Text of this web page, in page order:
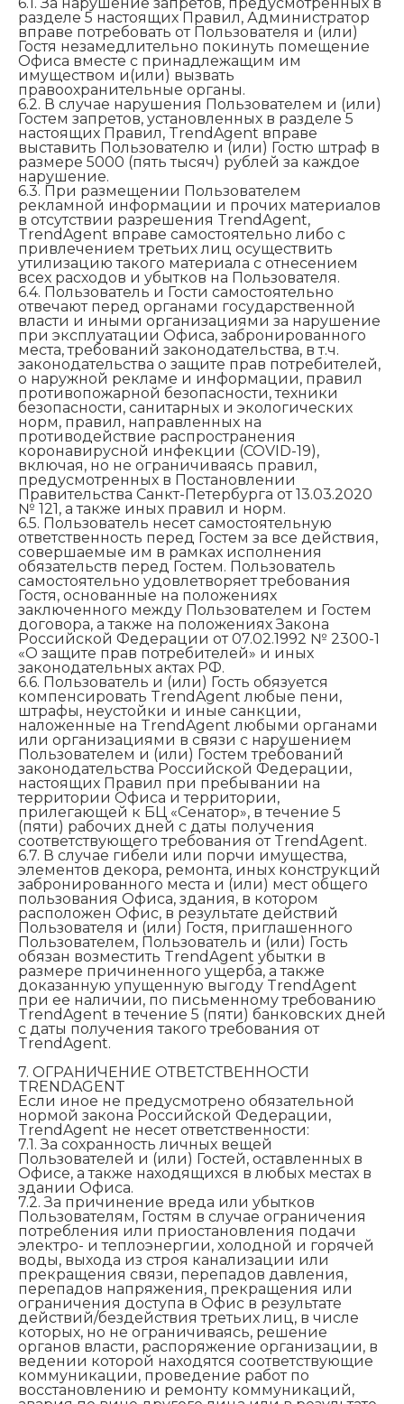
разделе 5 настоящих Правил, Администратор
вправе потребовать от Пользователя и (или)
Гостя незамедлительно покинуть помещение
Офиса вместе с принадлежащим им
имуществом и(или) вызвать
правоохранительные органы.
6.2. В случае нарушения Пользователем и (или)
Гостем запретов, установленных в разделе 5
настоящих Правил, TrendAgent вправе
выставить Пользователю и (или) Гостю штраф в
размере 5000 (пять тысяч) рублей за каждое
нарушение.
6.3. При размещении Пользователем
рекламной информации и прочих материалов
в отсутствии разрешения TrendAgent,
TrendAgent вправе самостоятельно либо с
привлечением третьих лиц осуществить
утилизацию такого материала с отнесением
всех расходов и убытков на Пользователя.
6.4. Пользователь и Гости самостоятельно
отвечают перед органами государственной
власти и иными организациями за нарушение
при эксплуатации Офиса, забронированного
места, требований законодательства, в т.ч.
законодательства о защите прав потребителей,
о наружной рекламе и информации, правил
противопожарной безопасности, техники
безопасности, санитарных и экологических
норм, правил, направленных на
противодействие распространения
коронавирусной инфекции (COVID-19),
включая, но не ограничиваясь правил,
предусмотренных в Постановлении
Правительства Санкт-Петербурга от 13.03.2020
№ 121, а также иных правил и норм.
6.5. Пользователь несет самостоятельную
ответственность перед Гостем за все действия,
совершаемые им в рамках исполнения
обязательств перед Гостем. Пользователь
самостоятельно удовлетворяет требования
Гостя, основанные на положениях
заключенного между Пользователем и Гостем
договора, а также на положениях Закона
Российской Федерации от 07.02.1992 № 2300-1
«О защите прав потребителей» и иных
законодательных актах РФ.
6.6. Пользователь и (или) Гость обязуется
компенсировать TrendAgent любые пени,
штрафы, неустойки и иные санкции,
наложенные на TrendAgent любыми органами
или организациями в связи с нарушением
Пользователем и (или) Гостем требований
законодательства Российской Федерации,
настоящих Правил при пребывании на
территории Офиса и территории,
прилегающей к БЦ «Сенатор», в течение 5
(пяти) рабочих дней с даты получения
соответствующего требования от TrendAgent.
6.7. В случае гибели или порчи имущества,
элементов декора, ремонта, иных конструкций
забронированного места и (или) мест общего
пользования Офиса, здания, в котором
расположен Офис, в результате действий
Пользователя и (или) Гостя, приглашенного
Пользователем, Пользователь и (или) Гость
обязан возместить TrendAgent убытки в
размере причиненного ущерба, а также
доказанную упущенную выгоду TrendAgent
при ее наличии, по письменному требованию
TrendAgent в течение 5 (пяти) банковских дней
с даты получения такого требования от
TrendAgent.
7. ОГРАНИЧЕНИЕ ОТВЕТСТВЕННОСТИ
TRENDAGENT
Если иное не предусмотрено обязательной
нормой закона Российской Федерации,
TrendAgent не несет ответственности:
7.1. За сохранность личных вещей
Пользователей и (или) Гостей, оставленных в
Офисе, а также находящихся в любых местах в
здании Офиса.
7.2. За причинение вреда или убытков
Пользователям, Гостям в случае ограничения
потребления или приостановления подачи
электро- и теплоэнергии, холодной и горячей
воды, выхода из строя канализации или
прекращения связи, перепадов давления,
перепадов напряжения, прекращения или
ограничения доступа в Офис в результате
действий/бездействия третьих лиц, в числе
которых, но не ограничиваясь, решение
органов власти, распоряжение организации, в
ведении которой находятся соответствующие
коммуникации, проведение работ по
восстановлению и ремонту коммуникаций,